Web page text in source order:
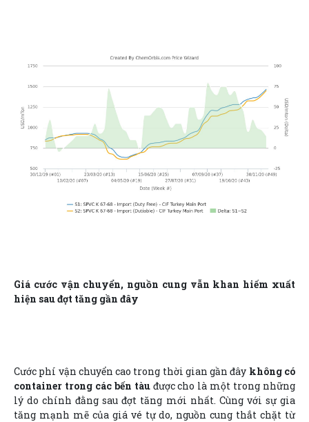
Giá cước vận chuyển, nguồn cung vẫn khan hiếm xuất
hiện sau đợt tăng gần đây
Cước phí vận chuyển cao trong thời gian gần đây không có
container trong các bến tàu được cho là một trong những
lý do chính đằng sau đợt tăng mới nhất. Cùng với sự gia
tăng mạnh mẽ của giá vé tự do, nguồn cung thắt chặt từ